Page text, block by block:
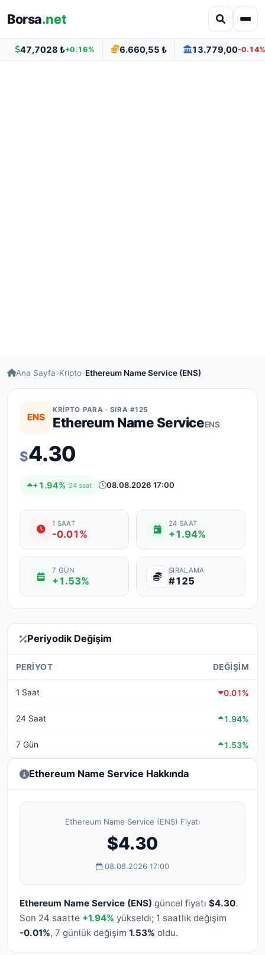
Borsa.net
47,7028 ₺+0.16% 6.660,55 ₺ 13.779,00-0.14%
Ana Sayfa Kripto Ethereum Name Service (ENS)
ENS
KRIPTO PARA · SIRA #125
Ethereum Name ServiceENS
$4.30
+1.94% 24 saat 08.08.2026 17:00
1 SAAT
-0.01%
24 SAAT
+1.94%
7 GÜN
+1.53%
SIRALAMA
#125
Periyodik Değişim
PERIYOT DEĞIŞIM
1 Saat 0.01%
24 Saat 1.94%
7 Gün 1.53%
Ethereum Name Service Hakkında
Ethereum Name Service (ENS) Fiyatı
$4.30
08.08.2026 17:00
Ethereum Name Service (ENS) güncel fiyatı $4.30.
Son 24 saatte +1.94% yükseldi; 1 saatlik değişim
-0.01%, 7 günlük değişim 1.53% oldu.